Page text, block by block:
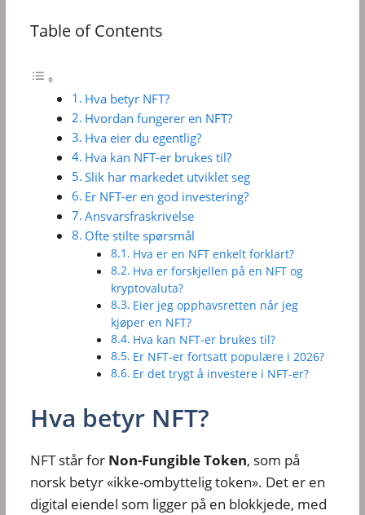
Table of Contents
Hva betyr NFT?
Hvordan fungerer en NFT?
Hva eier du egentlig?
Hva kan NFT-er brukes til?
Slik har markedet utviklet seg
Er NFT-er en god investering?
Ansvarsfraskrivelse
Ofte stilte spørsmål
Hva er en NFT enkelt forklart?
Hva er forskjellen på en NFT og
kryptovaluta?
Eier jeg opphavsretten når jeg
kjøper en NFT?
Hva kan NFT-er brukes til?
Er NFT-er fortsatt populære i 2026?
Er det trygt å investere i NFT-er?
Hva betyr NFT?
NFT står for Non-Fungible Token, som på
norsk betyr «ikke-ombyttelig token». Det er en
digital eiendel som ligger på en blokkjede, med